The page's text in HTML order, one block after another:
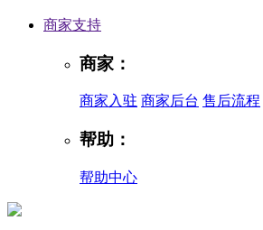
商家支持
商家：
商家入驻 商家后台 售后流程
帮助：
帮助中心